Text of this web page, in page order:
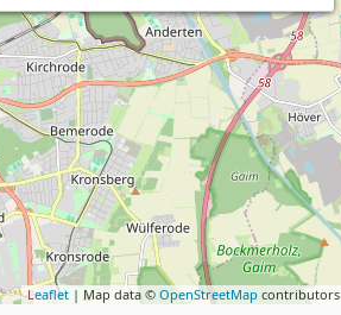
Leaflet | Map data ©OpenStreetMap contributors